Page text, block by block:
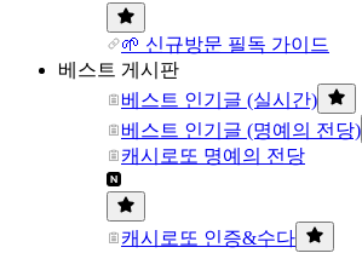
🌱 신규방문 필독 가이드
베스트 게시판
베스트 인기글 (실시간)
베스트 인기글 (명예의 전당)
캐시로또 명예의 전당
캐시로또 인증&수다